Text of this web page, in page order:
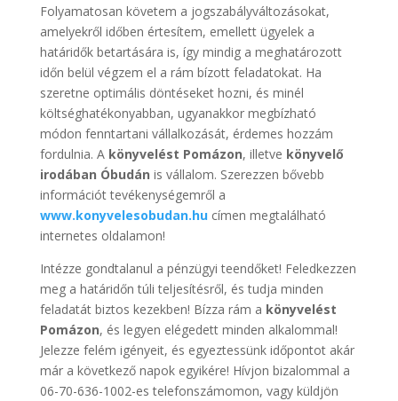
Folyamatosan követem a jogszabályváltozásokat,
amelyekről időben értesítem, emellett ügyelek a
határidők betartására is, így mindig a meghatározott
időn belül végzem el a rám bízott feladatokat. Ha
szeretne optimális döntéseket hozni, és minél
költséghatékonyabban, ugyanakkor megbízható
módon fenntartani vállalkozását, érdemes hozzám
fordulnia. A könyvelést Pomázon, illetve könyvelő
irodában Óbudán is vállalom. Szerezzen bővebb
információt tevékenységemről a
www.konyvelesobudan.hu címen megtalálható
internetes oldalamon!
Intézze gondtalanul a pénzügyi teendőket! Feledkezzen
meg a határidőn túli teljesítésről, és tudja minden
feladatát biztos kezekben! Bízza rám a könyvelést
Pomázon, és legyen elégedett minden alkalommal!
Jelezze felém igényeit, és egyeztessünk időpontot akár
már a következő napok egyikére! Hívjon bizalommal a
06-70-636-1002-es telefonszámomon, vagy küldjön